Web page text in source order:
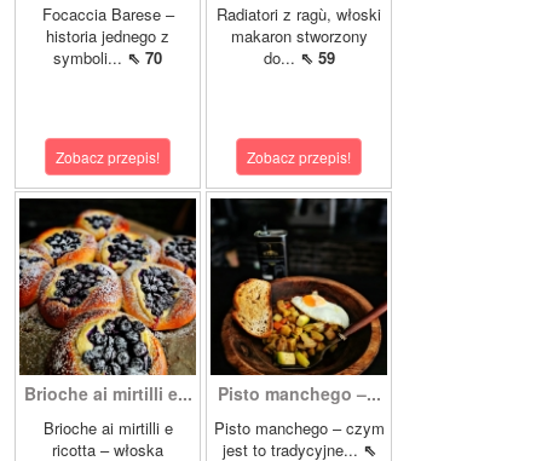
Focaccia Barese –
historia jednego z
symboli... ⇖ 70
Zobacz przepis!
Radiatori z ragù, włoski
makaron stworzony
do... ⇖ 59
Zobacz przepis!
Brioche ai mirtilli e...
Brioche ai mirtilli e
ricotta – włoska
Pisto manchego –...
Pisto manchego – czym
jest to tradycyjne... ⇖